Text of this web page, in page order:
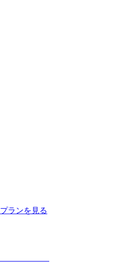
プランを見る